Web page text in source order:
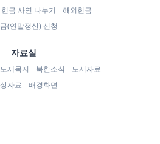
헌금 사연 나누기
해외헌금
(연말정산) 신청
자료실
제목지 북한소식
도서자료
자료
배경화면